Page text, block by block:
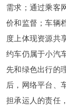
需求；通过乘客
价和监督；车辆
度上体现资源共
约车仍属于小汽
先和绿色出行的
后，网络平台、
担承运人的责任